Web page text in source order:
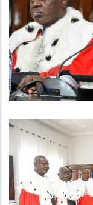
RENTREE
TRIBUNAUX